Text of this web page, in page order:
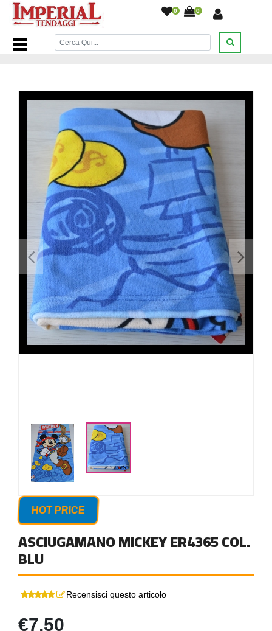
0 0
Home Page/Mare/ASCIUGAMANO MICKEY ER4365
COL. BLU/
< >
HOT PRICE
ASCIUGAMANO MICKEY ER4365 COL.
BLU
Recensisci questo articolo
€7,50